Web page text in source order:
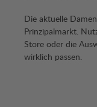
Die aktuelle
Prinzipalmarkt.
Store oder die
wirklich passen.